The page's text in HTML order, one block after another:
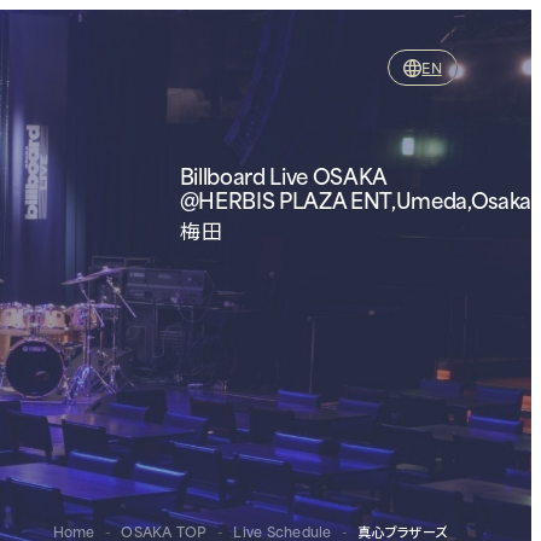
EN
Billboard Live OSAKA
@HERBIS PLAZA ENT,Umeda,Osaka
梅田
Home - OSAKA TOP - Live Schedule - 真心ブラザーズ